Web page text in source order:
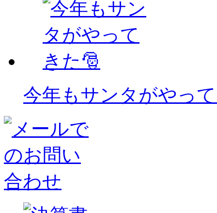
今年もサンタがやっ